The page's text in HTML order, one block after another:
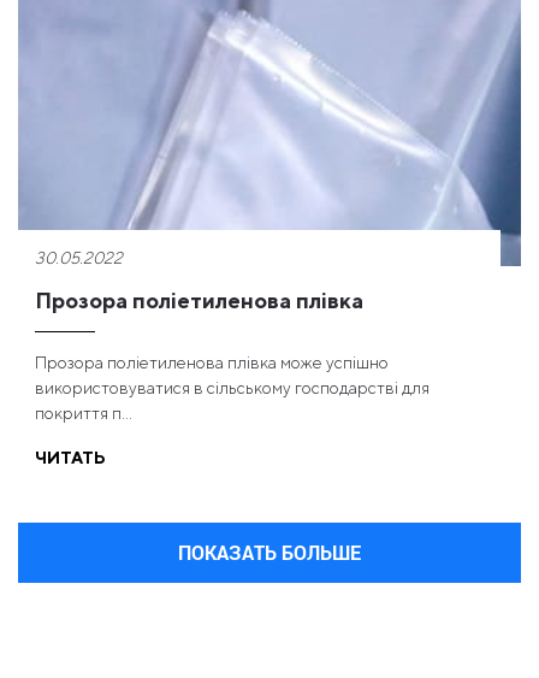
30.05.2022
Прозора поліетиленова плівка
Прозора поліетиленова плівка може успішно
використовуватися в сільському господарстві для
покриття п...
ЧИТАТЬ
ПОКАЗАТЬ БОЛЬШЕ